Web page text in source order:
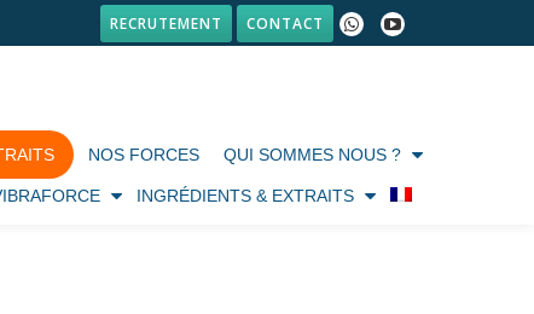
RECRUTEMENT CONTACT
fa-
fa-
NOS FORCES QUI SOMMES NOUS ?
INGRÉDIENTS & EXTRAITS